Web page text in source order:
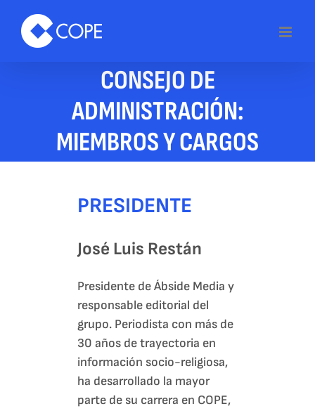
content
CONSEJO DE
ADMINISTRACIÓN:
MIEMBROS Y CARGOS
PRESIDENTE
José Luis Restán
Presidente de Ábside Media y
responsable editorial del
grupo. Periodista con más de
30 años de trayectoria en
información socio-religiosa,
ha desarrollado la mayor
parte de su carrera en COPE,